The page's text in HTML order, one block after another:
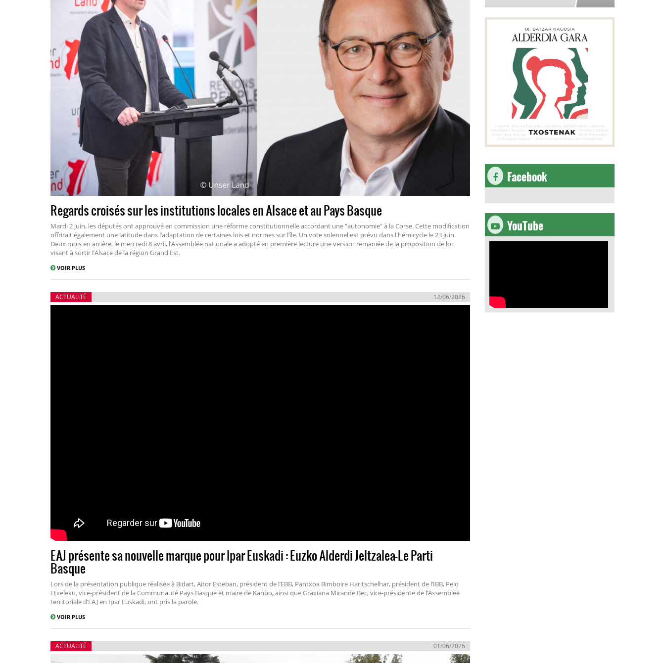
Regards croisés sur les institutions locales en Alsace et au Pays Basque
Mardi 2 juin, les députés ont approuvé en commission une réforme constitutionnelle accordant une "autonomie" à la Corse. Cette modification
offrirait également une latitude dans l’adaptation de certaines lois et normes sur l’île. Un vote solennel est prévu dans l'hémicycle le 23 juin.
Deux mois en arrière, le mercredi 8 avril, l’Assemblée nationale a adopté en première lecture une version remaniée de la proposition de loi
visant à sortir l’Alsace de la région Grand Est.
VOIR PLUS
ACTUALITÉ 12/06/2026
EAJ présente sa nouvelle marque pour Ipar Euskadi : Euzko Alderdi Jeltzalea-Le Parti
Basque
Lors de la présentation publique réalisée à Bidart, Aitor Esteban, président de l’EBB, Pantxoa Bimboire Haritschelhar, président de l’IBB, Peio
Etxeleku, vice-président de la Communauté Pays Basque et maire de Kanbo, ainsi que Graxiana Mirande Bec, vice-présidente de l’Assemblée
territoriale d’EAJ en Ipar Euskadi, ont pris la parole.
VOIR PLUS
ACTUALITÉ 01/06/2026
Facebook
YouTube